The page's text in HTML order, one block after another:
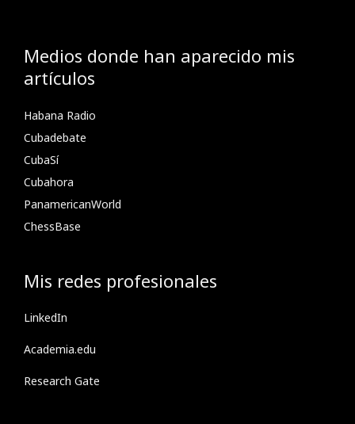
Medios donde han aparecido mis
artículos
Habana Radio
Cubadebate
CubaSí
Cubahora
PanamericanWorld
ChessBase
Mis redes profesionales
LinkedIn
Academia.edu
Research Gate